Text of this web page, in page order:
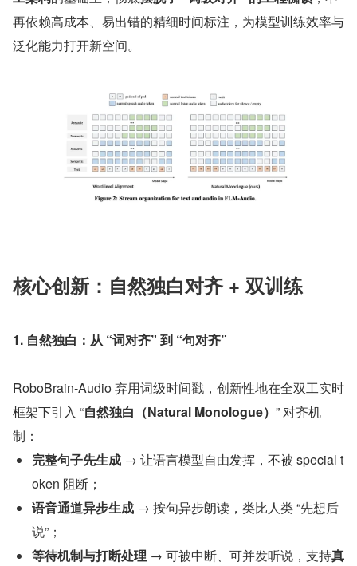
再依赖高成本、易出错的精细时间标注，为模型训练效率与
泛化能力打开新空间。
核心创新：自然独白对齐 + 双训练
1. 自然独白：从 “词对齐” 到 “句对齐”
RoboBrain-Audio 弃用词级时间戳，创新性地在全双工实时
框架下引入 “自然独白（Natural Monologue） ” 对齐机
制：
完整句子先生成 → 让语言模型自由发挥，不被 special t
oken 阻断；
语音通道异步生成 → 按句异步朗读，类比人类 “先想后
说”；
等待机制与打断处理 → 可被中断、可并发听说，支持真